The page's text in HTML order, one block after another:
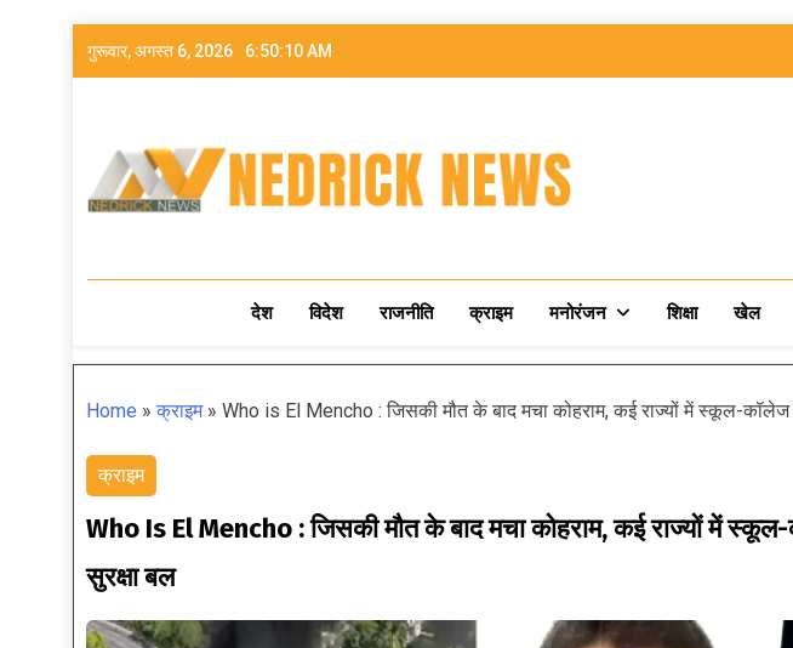
गुरूवार, अगस्त 6, 2026 6:50:11 AM
NEDRICK NEWS
देश विदेश राजनीति क्राइम मनोरंजन शिक्षा खेल
Home »क्राइम» Who is El Mencho : जिसकी मौत के बाद मचा कोहराम, कई राज्यों में स्कूल-कॉलेज
क्राइम
Who Is El Mencho : जिसकी मौत के बाद मचा कोहराम, कई राज्यों में
सुरक्षा बल